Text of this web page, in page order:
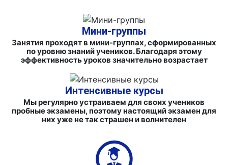
Мини-группы
Занятия проходят в мини-группах, сформированных
по уровню знаний учеников. Благодаря этому
эффективность уроков значительно возрастает
Интенсивные курсы
Мы регулярно устраиваем для своих учеников
пробные экзамены, поэтому настоящий экзамен для
них уже не так страшен и волнителен